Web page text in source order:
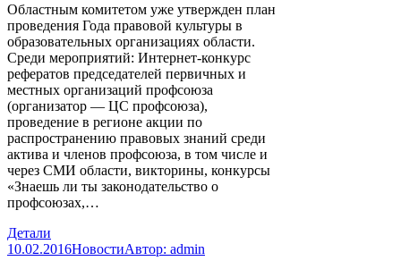
Областным комитетом уже утвержден план
проведения Года правовой культуры в
образовательных организациях области.
Среди мероприятий: Интернет-конкурс
рефератов председателей первичных и
местных организаций профсоюза
(организатор — ЦС профсоюза),
проведение в регионе акции по
распространению правовых знаний среди
актива и членов профсоюза, в том числе и
через СМИ области, викторины, конкурсы
«Знаешь ли ты законодательство о
профсоюзах,…
Детали
10.02.2016НовостиАвтор: admin